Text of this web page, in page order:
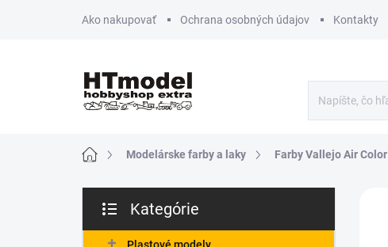
Ako nakupovať Ochrana osobných údajov Kontakty
DomovModelárske farby a laky Farby Vallejo Air Color
č
kategórie
Kategórie